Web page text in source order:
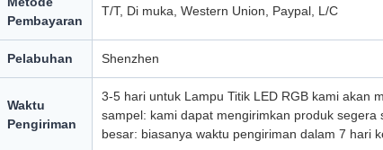
Pembayaran
T/T, Di muka, Western Union, Paypal, L/C
Pelabuhan Shenzhen
Waktu
Pengiriman
3-5 hari untuk Lampu Titik LED RGB kami akan
sampel: kami dapat mengirimkan produk
besar: biasanya waktu pengiriman dalam 7 hari